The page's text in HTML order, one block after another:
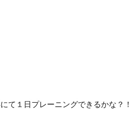
て１日プレーニングできるかな？！